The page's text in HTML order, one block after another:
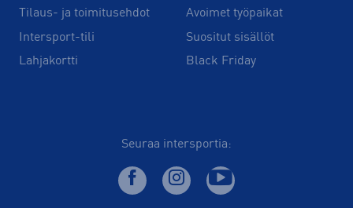
Tilaus- ja toimitusehdot
Intersport-tili
Lahjakortti
Avoimet työpaikat
Suositut sisällöt
Black Friday
Seuraa intersportia: